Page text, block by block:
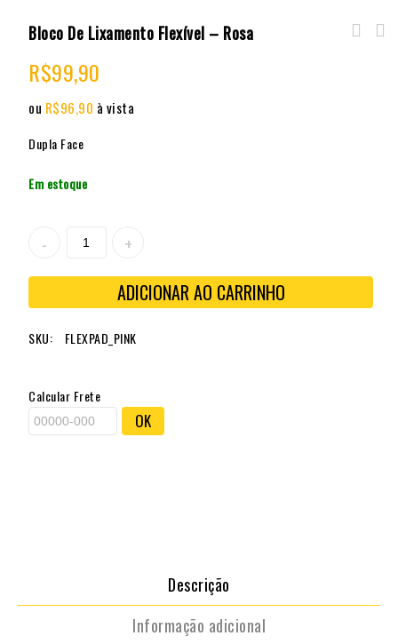
Bloco De Lixamento Flexível – Rosa
R$99,90
ou R$96,90 à vista
Dupla Face
Em estoque
ADICIONAR AO CARRINHO
SKU: FLEXPAD_PINK
Calcular Frete
OK
Descrição
Informação adicional